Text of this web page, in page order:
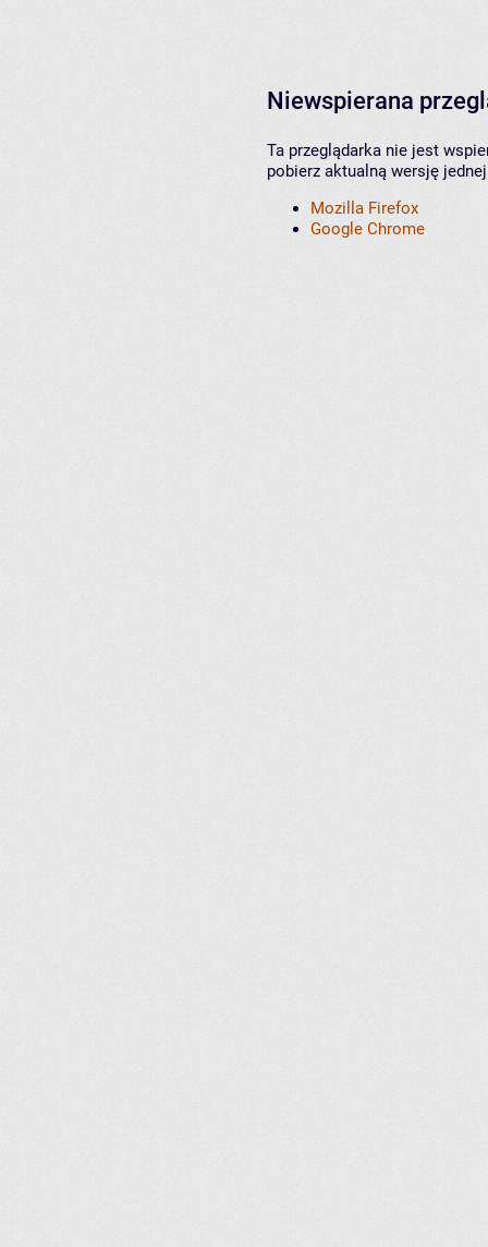
Niewspierana
Ta przeglądarka nie jest
pobierz aktualną wersję
Mozilla Firefox
Google Chrome